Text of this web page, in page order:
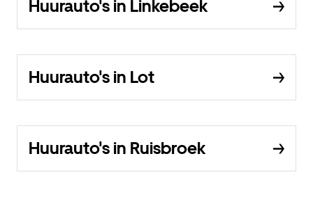
Huurauto's in Linkebeek
Huurauto's in Lot
Huurauto's in Ruisbroek